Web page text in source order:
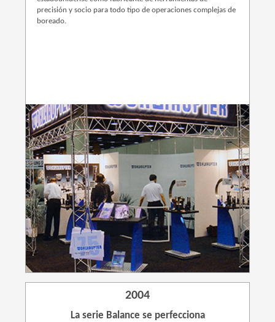
precisión y socio para todo tipo de operaciones complejas de
boreado.
2004
La serie Balance se perfecciona